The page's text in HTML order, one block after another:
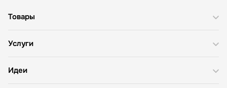
Товары
Услуги
Идеи